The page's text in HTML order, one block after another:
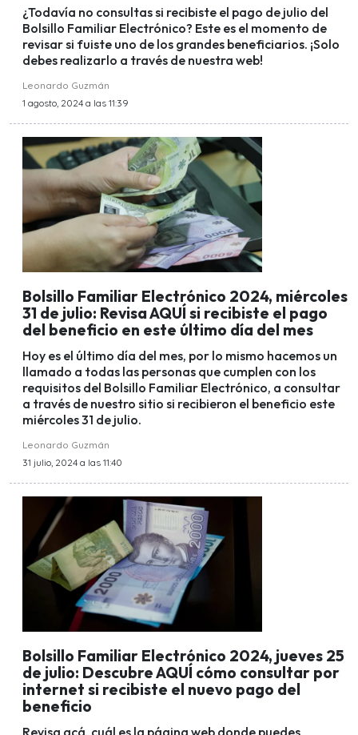
¿Todavía no consultas si recibiste el pago de julio del
Bolsillo Familiar Electrónico? Este es el momento de
revisar si fuiste uno de los grandes beneficiarios. ¡Solo
debes realizarlo a través de nuestra web!
Leonardo Guzmán
1 agosto, 2024 a las 11:39
Bolsillo Familiar Electrónico 2024, miércoles
31 de julio: Revisa AQUÍ si recibiste el pago
del beneficio en este último día del mes
Hoy es el último día del mes, por lo mismo hacemos un
llamado a todas las personas que cumplen con los
requisitos del Bolsillo Familiar Electrónico, a consultar
a través de nuestro sitio si recibieron el beneficio este
miércoles 31 de julio.
Leonardo Guzmán
31 julio, 2024 a las 11:40
Bolsillo Familiar Electrónico 2024, jueves 25
de julio: Descubre AQUÍ cómo consultar por
internet si recibiste el nuevo pago del
beneficio